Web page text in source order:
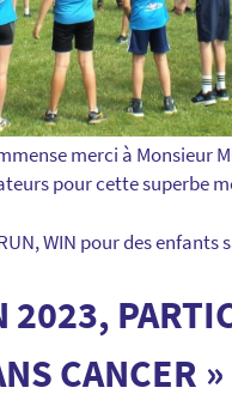
merci à Monsieur
pour cette superbe
WIN pour des enfants
2023,
CANCER »